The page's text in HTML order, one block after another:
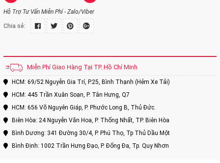
Hỗ Trợ Tư Vấn Miễn Phí - Zalo/Viber
Chia sẻ:
Miễn Phí Giao Hàng Tại TP. Hồ Chí Minh
HCM: 69/52 Nguyễn Gia Trí, P.25, Bình Thạnh (Hẻm Xe Tải)
HCM: 445 Trần Xuân Soạn, P. Tân Hưng, Q7
HCM: 656 Võ Nguyên Giáp, P. Phước Long B, Thủ Đức.
Biên Hòa: 24 Nguyễn Văn Hoa, P. Thống Nhất, TP. Biên Hòa
Bình Dương: 341 Đường 30/4, P. Phú Thọ, Tp Thủ Dầu Một
Bình Định: 1002 Trần Hưng Đạo, P. Đống Đa, Tp. Quy Nhơn